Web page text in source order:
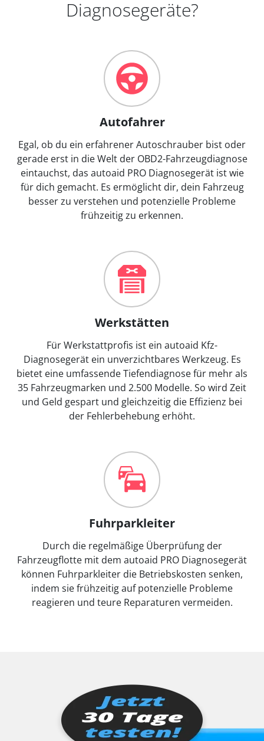
Diagnosegeräte?
Autofahrer
Egal, ob du ein erfahrener Autoschrauber bist oder
gerade erst in die Welt der OBD2-Fahrzeugdiagnose
eintauchst, das autoaid PRO Diagnosegerät ist wie
für dich gemacht. Es ermöglicht dir, dein Fahrzeug
besser zu verstehen und potenzielle Probleme
frühzeitig zu erkennen.
Werkstätten
Für Werkstattprofis ist ein autoaid Kfz-
Diagnosegerät ein unverzichtbares Werkzeug. Es
bietet eine umfassende Tiefendiagnose für mehr als
35 Fahrzeugmarken und 2.500 Modelle. So wird Zeit
und Geld gespart und gleichzeitig die Effizienz bei
der Fehlerbehebung erhöht.
Fuhrparkleiter
Durch die regelmäßige Überprüfung der
Fahrzeugflotte mit dem autoaid PRO Diagnosegerät
können Fuhrparkleiter die Betriebskosten senken,
indem sie frühzeitig auf potenzielle Probleme
reagieren und teure Reparaturen vermeiden.